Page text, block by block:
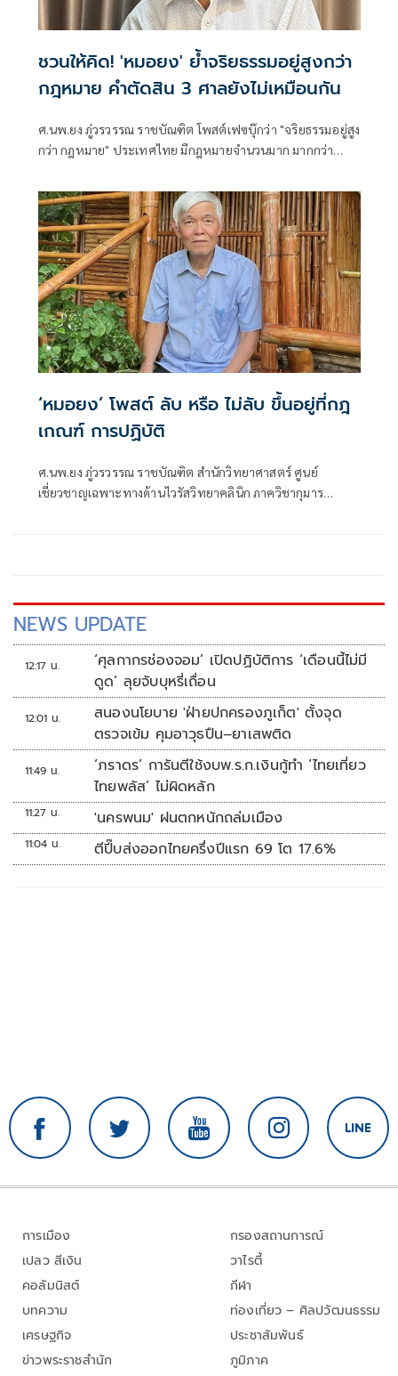
ชวนให้คิด! 'หมอยง' ย้ำจริยธรรมอยู่สูงกว่า
กฎหมาย คำตัดสิน 3 ศาลยังไม่เหมือนกัน
ศ.นพ.ยง ภู่วรวรรณ ราชบัณฑิต โพสต์เฟซบุ๊กว่า "จริยธรรมอยู่สูง
กว่า กฎหมาย" ประเทศไทย มีกฎหมายจำนวนมาก มากกว่า
‘หมอยง’ โพสต์ ลับ หรือ ไม่ลับ ขึ้นอยู่ที่กฎ
เกณฑ์ การปฏิบัติ
ศ.นพ.ยง ภู่วรวรรณ ราชบัณฑิต สำนักวิทยาศาสตร์ ศูนย์
เชี่ยวชาญเฉพาะทางด้านไวรัสวิทยาคลินิก ภาควิชากุมาร
NEWS UPDATE
12:17 น.
‘ศุลกากรช่องจอม’ เปิดปฏิบัติการ ‘เดือนนี้ไม่มี
ดูด’ ลุยจับบุหรี่เถื่อน
12:01 น.
สนองนโยบาย 'ฝ่ายปกครองภูเก็ต' ตั้งจุด
ตรวจเข้ม คุมอาวุธปืน–ยาเสพติด
11:49 น.
‘ภราดร’ การันตีใช้งบพ.ร.ก.เงินกู้ทำ ‘ไทยเที่ยว
ไทยพลัส’ ไม่ผิดหลัก
11:27 น. 'นครพนม' ฝนตกหนักถล่มเมือง
11:04 น. ตีปี๊บส่งออกไทยครึ่งปีแรก 69 โต 17.6%
การเมือง
เปลว สีเงิน
คอลัมนิสต์
บทความ
เศรษฐกิจ
ข่าวพระราชสำนัก
กรองสถานการณ์
วาไรตี้
กีฬา
ท่องเที่ยว – ศิลปวัฒนธรรม
ประชาสัมพันธ์
ภูมิภาค